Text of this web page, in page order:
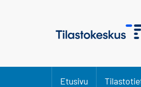
Etusivu